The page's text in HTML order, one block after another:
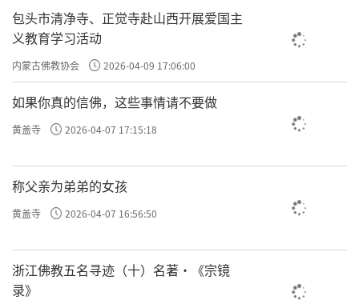
包头市清净寺、正觉寺赴山西开展爱国主
义教育学习活动
内蒙古佛教协会 2026-04-09 17:06:00
如果你真的信佛，这些事情请不要做
黄盖寺 2026-04-07 17:15:18
称父亲为弟弟的女孩
黄盖寺 2026-04-07 16:56:50
浙江佛教五名寻迹（十）名著·《宗镜
录》